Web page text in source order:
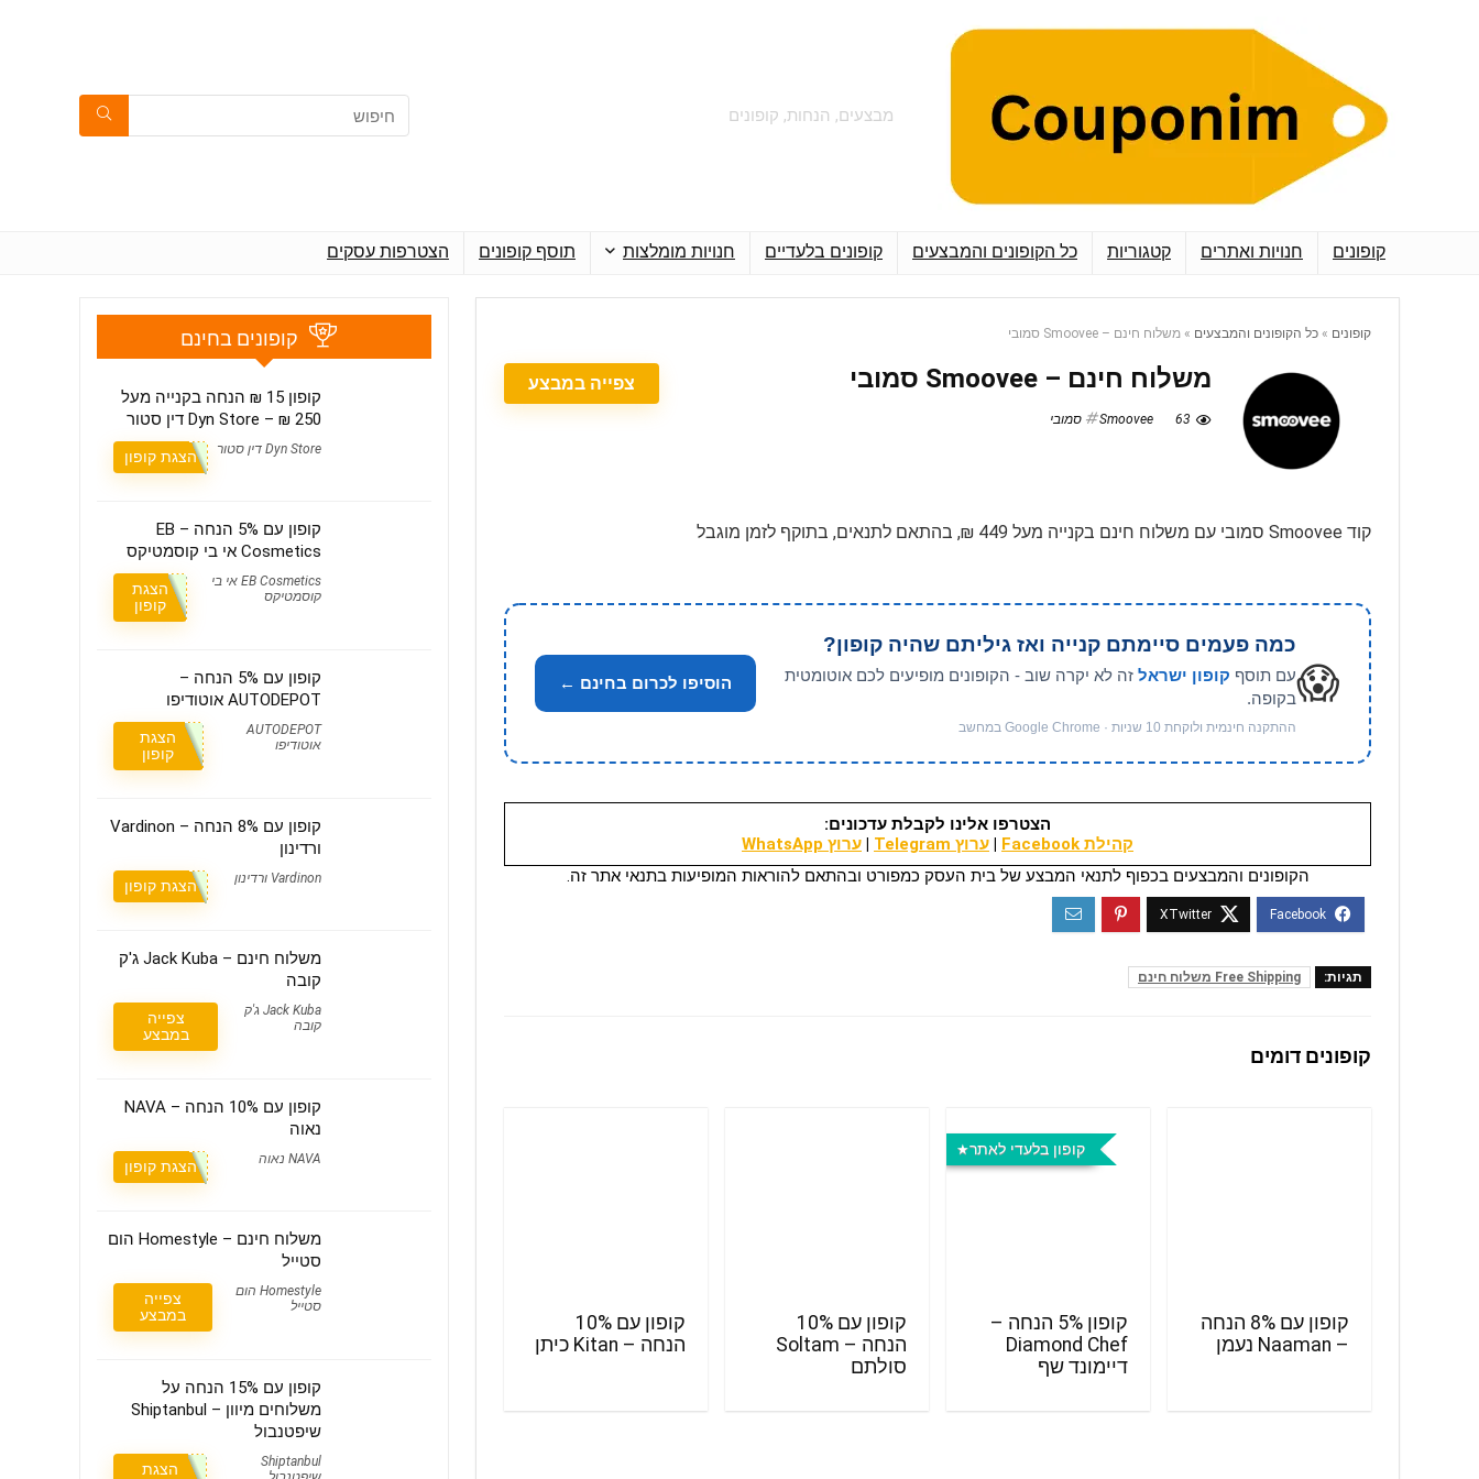
מבצעים, הנחות, קופונים
קופונים חנויות ואתרים קטגוריות כל הקופונים והמבצעים קופונים בלעדיים חנויות מומלצות תוסף קופונים הצטרפות עסקים
קופונים » כל הקופונים והמבצעים » משלוח חינם – Smoovee סמובי
משלוח חינם – Smoovee סמובי
63 Smoovee סמובי
צפייה במבצע
קוד Smoovee סמובי עם משלוח חינם בקנייה מעל 449 ₪, בהתאם לתנאים, בתוקף לזמן מוגבל
😱
כמה פעמים סיימתם קנייה ואז גיליתם שהיה קופון?
עם תוסף קופון ישראל זה לא יקרה שוב - הקופונים מופיעים לכם אוטומטית
בקופה.
ההתקנה חינמית ולוקחת 10 שניות · Google Chrome במחשב
הוסיפו לכרום בחינם ←
הצטרפו אלינו לקבלת עדכונים:
קהילת Facebook
| ערוץ Telegram | ערוץ WhatsApp
הקופונים והמבצעים בכפוף לתנאי המבצע של בית העסק כמפורט ובהתאם להוראות המופיעות בתנאי אתר זה.
תגיות: Free Shipping משלוח חינם
קופונים דומים
קופון עם 8% הנחה
– Naaman נעמן
קופון בלעדי לאתר
קופון 5% הנחה –
Diamond Chef
דיימונד שף
קופון עם 10%
הנחה – Soltam
סולתם
קופון עם 10%
הנחה – Kitan כיתן
קופונים בחינם
קופון 15 ₪ הנחה בקנייה מעל
250 ₪ – Dyn Store דין סטור
Dyn Store דין סטור הצגת קופון
קופון עם 5% הנחה – EB
Cosmetics אי בי קוסמטיקס
EB Cosmetics אי בי
קוסמטיקס
הצגת
קופון
קופון עם 5% הנחה –
AUTODEPOT אוטודיפו
AUTODEPOT
אוטודיפו
הצגת
קופון
קופון עם 8% הנחה – Vardinon
ורדינון
Vardinon ורדינון הצגת קופון
משלוח חינם – Jack Kuba ג'ק
קובה
Jack Kuba ג'ק
קובה
צפייה
במבצע
קופון עם 10% הנחה – NAVA
נאוה
NAVA נאוה הצגת קופון
משלוח חינם – Homestyle הום
סטייל
Homestyle הום
סטייל
צפייה
במבצע
קופון עם 15% הנחה על
משלוחים מיוון – Shiptanbul
שיפטנבול
Shiptanbul
הצגת